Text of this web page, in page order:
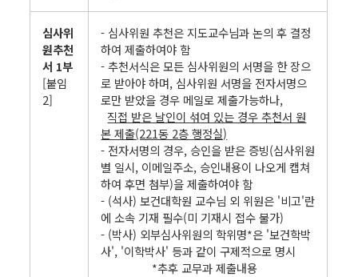
심사위
원추천
서 1부
[붙임
2]
- 심사위원 추천은 지도교수님과 논의 후 결정
하여 제출하여야 함
- 추천서식은 모든 심사위원의 서명을 한 장으
로 받아야 하며, 심사위원 서명을 전자서명으
로만 받았을 경우 메일로 제출가능하나,
직접 받은 날인이 섞여 있는 경우 추천서 원
본 제출(221동 2층 행정실)
- 전자서명의 경우, 승인을 받은 증빙(심사위원
별 일시, 이메일주소, 승인내용이 나오게 캡쳐
하여 후면 첨부)을 제출하여야 함
- (석사) 보건대학원 교수님 외 위원은 '비고'란
에 소속 기재 필수(미 기재시 접수 불가)
- (박사) 외부심사위원의 학위명*은 '보건학박
사', '이학박사' 등과 같이 구제적으로 명시
*추후 교무과 제출내용